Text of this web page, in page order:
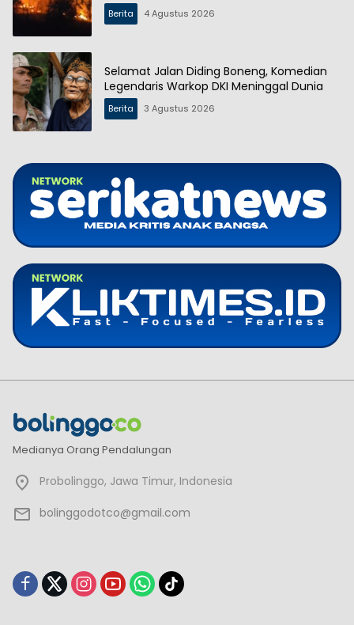
Berita 4 Agustus 2026
Selamat Jalan Diding Boneng, Komedian
Legendaris Warkop DKI Meninggal Dunia
Berita 3 Agustus 2026
Medianya Orang Pendalungan
Probolinggo, Jawa Timur, Indonesia
bolinggodotco@gmail.com